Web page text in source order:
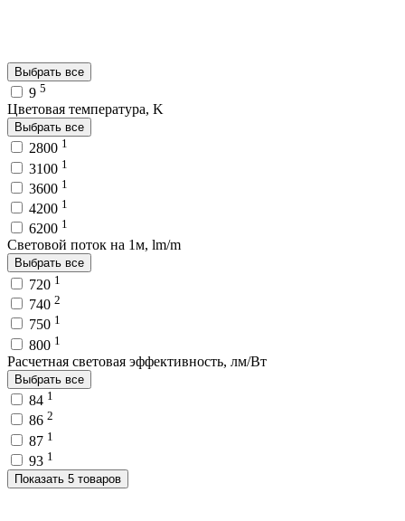
Выбрать все
9 5
Цветовая температура, K
Выбрать все
2800 1
3100 1
3600 1
4200 1
6200 1
Световой поток на 1м, lm/m
Выбрать все
720 1
740 2
750 1
800 1
Расчетная световая эффективность, лм/Вт
Выбрать все
84 1
86 2
87 1
93 1
Показать 5 товаров